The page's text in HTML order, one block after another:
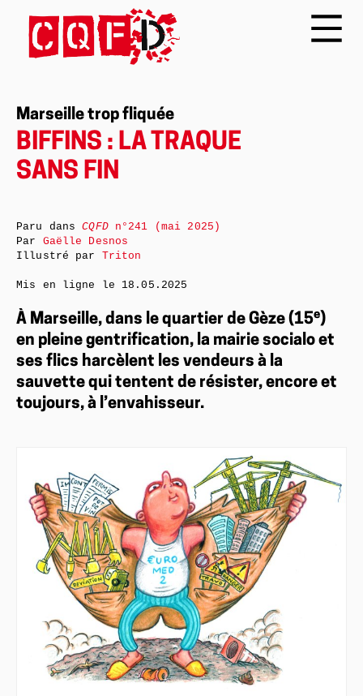
Marseille trop fliquée
BIFFINS : LA TRAQUE
SANS FIN
À Marseille, dans le quartier de Gèze (15e)
en pleine gentrification, la mairie socialo et
ses flics harcèlent les vendeurs à la
sauvette qui tentent de résister, encore et
toujours, à l’envahisseur.
Paru dansCQFDn°241 (mai 2025)
Par Gaëlle Desnos
Illustré par Triton
Mis en ligne le 18.05.2025